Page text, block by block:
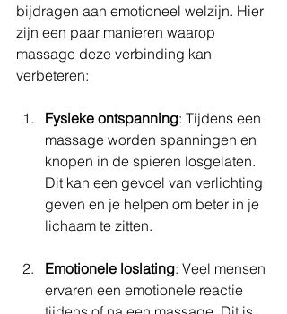
bijdragen aan emotioneel welzijn. Hier
zijn een paar manieren waarop
massage deze verbinding kan
verbeteren:
Fysieke ontspanning: Tijdens een
massage worden spanningen en
knopen in de spieren losgelaten.
Dit kan een gevoel van verlichting
geven en je helpen om beter in je
lichaam te zitten.
Emotionele loslating: Veel mensen
ervaren een emotionele reactie